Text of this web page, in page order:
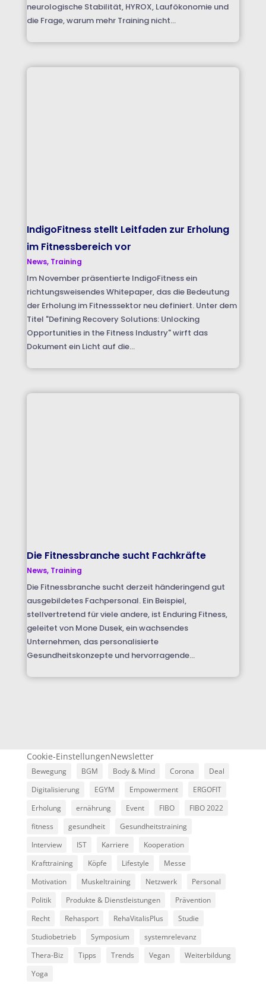
neurologische Stabilität, HYROX, Laufökonomie und
die Frage, warum mehr Training nicht...
IndigoFitness stellt Leitfaden zur Erholung
im Fitnessbereich vor
News, Training
Im November präsentierte IndigoFitness ein
richtungsweisendes Whitepaper, das die Bedeutung
der Erholung im Fitnesssektor neu definiert. Unter dem
Titel "Defining Recovery Solutions: Unlocking
Opportunities in the Fitness Industry" wirft das
Dokument ein Licht auf die...
Die Fitnessbranche sucht Fachkräfte
News, Training
Die Fitnessbranche sucht derzeit händeringend gut
ausgebildetes Fachpersonal. Ein Beispiel,
stellvertretend für viele andere, ist Enduring Fitness,
geleitet von Mone Dusek, ein wachsendes
Unternehmen, das personalisierte
Gesundheitskonzepte und hervorragende...
Cookie-EinstellungenNewsletter
Bewegung BGM Body & Mind Corona
Deal
Digitalisierung
EGYM Empowerment
ERGOFIT
Erholung
ernährung Event FIBO
FIBO 2022
fitness
gesundheit
Gesundheitstraining
Interview
IST Karriere
Kooperation
Krafttraining
Köpfe Lifestyle
Messe
Motivation
Muskeltraining Netzwerk
Personal
Politik
Produkte & Dienstleistungen
Prävention
Recht
Rehasport RehaVitalisPlus
Studie
Studiobetrieb
Symposium
systemrelevanz
Thera-Biz
Tipps Trends Vegan
Weiterbildung
Yoga